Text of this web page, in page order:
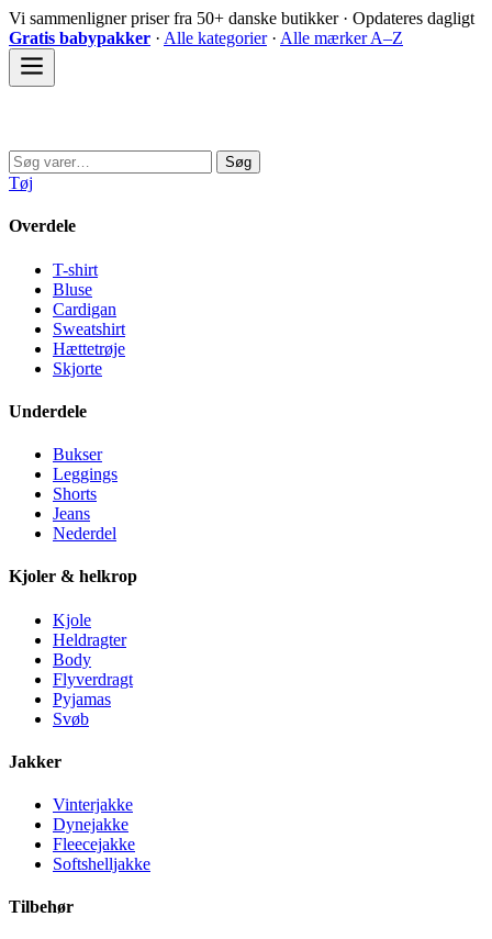
Spring
til
indhold
Vi sammenligner priser fra 50+ danske butikker · Opdateres dagligt
Gratis babypakker · Alle kategorier· Alle mærker A–Z
Søg
efter:
Søg
Tøj
Overdele
T-shirt
Bluse
Cardigan
Sweatshirt
Hættetrøje
Skjorte
Underdele
Bukser
Leggings
Shorts
Jeans
Nederdel
Kjoler & helkrop
Kjole
Heldragter
Body
Flyverdragt
Pyjamas
Svøb
Jakker
Vinterjakke
Dynejakke
Fleecejakke
Softshelljakke
Tilbehør